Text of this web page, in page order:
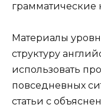
грамматические
Материалы
структуру
использовать
повседневных
статьи с